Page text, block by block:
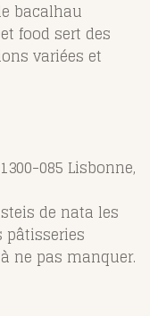
bacalhau
food sert des
variées et
085 Lisbonne,
de nata les
pâtisseries
ne pas manquer.